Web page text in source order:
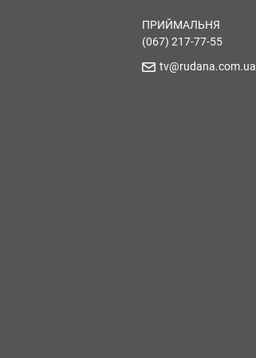
ПРИЙМАЛЬНЯ
(067) 217-77-55
tv@rudana.com.ua